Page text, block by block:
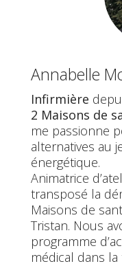
Annabelle
Infirmière
2 Maisons de
me passionne
alternatives au
énergétique.
Animatrice
transposé la
Maisons de
Tristan. Nous
programme
médical dans